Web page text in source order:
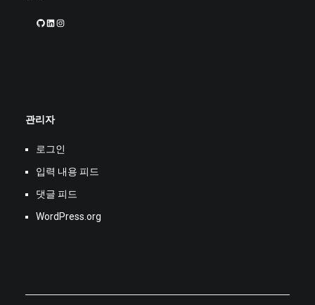
GitHubLinkedIn
관리자
로그인
입력 내용 피드
댓글 피드
WordPress.org